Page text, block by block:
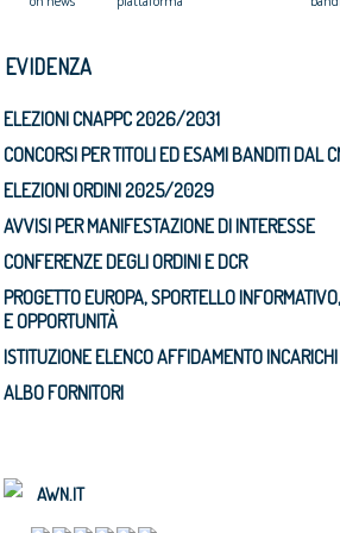
EVIDENZA
ELEZIONI CNAPPC 2026/2031
CONCORSI PER TITOLI ED ESAMI BANDITI DAL
ELEZIONI ORDINI 2025/2029
AVVISI PER MANIFESTAZIONE DI INTERESSE
CONFERENZE DEGLI ORDINI E DCR
PROGETTO EUROPA, SPORTELLO
E OPPORTUNITÀ
ISTITUZIONE ELENCO AFFIDAMENTO INCARICHI
ALBO FORNITORI
AWN.IT